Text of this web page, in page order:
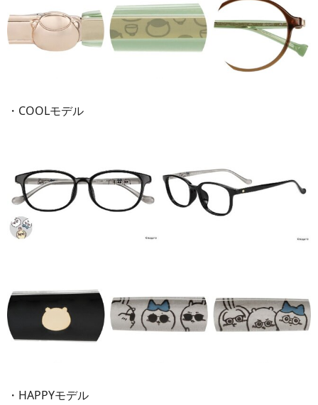
・COOLモデル
・HAPPYモデル